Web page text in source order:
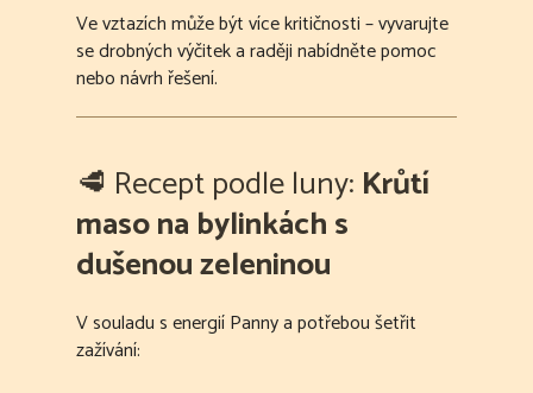
Ve vztazích může být více kritičnosti – vyvarujte
se drobných výčitek a raději nabídněte pomoc
nebo návrh řešení.
🥩 Recept podle luny: Krůtí
maso na bylinkách s
dušenou zeleninou
V souladu s energií Panny a potřebou šetřit
zažívání: